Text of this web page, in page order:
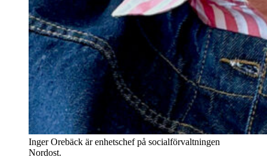
Inger Orebäck är enhetschef på socialförvaltningen
Nordost.